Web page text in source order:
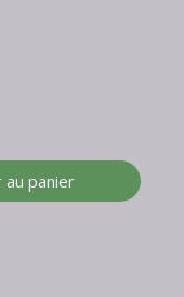
au panier